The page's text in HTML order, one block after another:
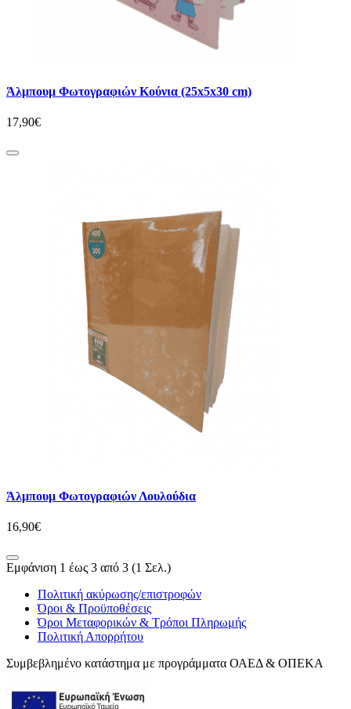
Άλμπουμ Φωτογραφιών Κούνια (25x5x30 cm)
17,90€
Άλμπουμ Φωτογραφιών Λουλούδια
16,90€
Εμφάνιση 1 έως 3 από 3 (1 Σελ.)
Πολιτική ακύρωσης/επιστροφών
Όροι & Προϋποθέσεις
Όροι Μεταφορικών & Τρόποι Πληρωμής
Πολιτική Απορρήτου
Συμβεβλημένο κατάστημα με προγράμματα ΟΑΕΔ & ΟΠΕΚΑ